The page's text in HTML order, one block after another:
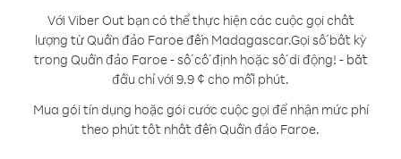
Với Viber Out bạn có thể thực hiện các cuộc gọi chất
lượng từ Quần đảo Faroe đến Madagascar.Gọi số bất kỳ
trong Quần đảo Faroe - số cố định hoặc số di động! - bắt
đầu chỉ với 9.9 ¢ cho mỗi phút.
Mua gói tín dụng hoặc gói cước cuộc gọi để nhận mức phí
theo phút tốt nhất đến Quần đảo Faroe.